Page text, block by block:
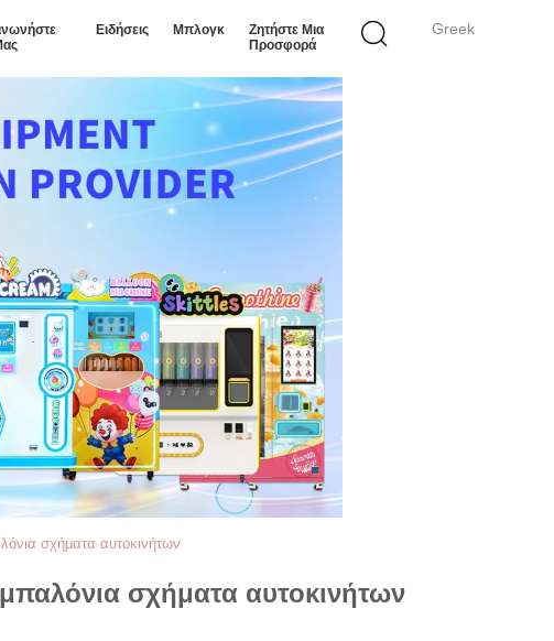
Greek
Ειδήσεις Μπλογκ
Ζητήστε Μια
Προσφορά
σχήματα αυτοκινήτων
μπαλόνια σχήματα αυτοκινήτων